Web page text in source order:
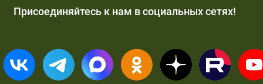
Присоединяйтесь к нам в социальных сетях!